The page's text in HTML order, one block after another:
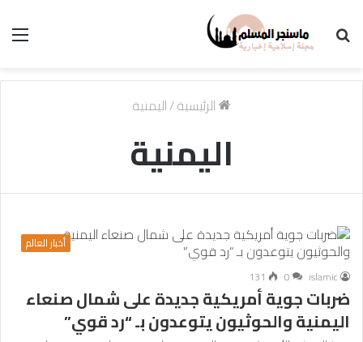
الرئيسية/اليمنية
اليمنية
أخبار العالم
islamic
0
131
ضربات جوية أمريكية جديدة على شمال صنعاء
اليمنية والحوثيون يتوعدون بـ “رد قوي”